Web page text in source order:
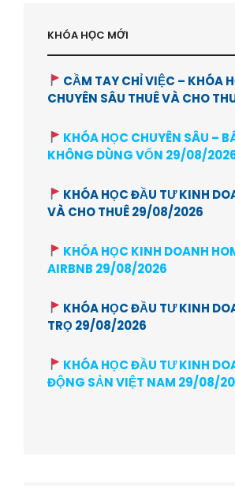
KHÓA HỌC MỚI
CẦM TAY CHỈ VIỆC – KHÓA
CHUYÊN SÂU THUÊ VÀ CHO
KHÓA HỌC CHUYÊN SÂU –
KHÔNG DÙNG VỐN 29/08/
KHÓA HỌC ĐẦU TƯ KINH
VÀ CHO THUÊ 29/08/2026
KHÓA HỌC KINH DOANH
AIRBNB 29/08/2026
KHÓA HỌC ĐẦU TƯ KINH
TRỌ 29/08/2026
KHÓA HỌC ĐẦU TƯ KINH
ĐỘNG SẢN VIỆT NAM 29/08/